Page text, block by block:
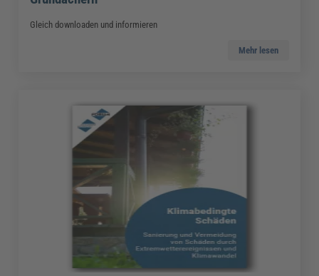
Gleich downloaden und informieren
Mehr lesen